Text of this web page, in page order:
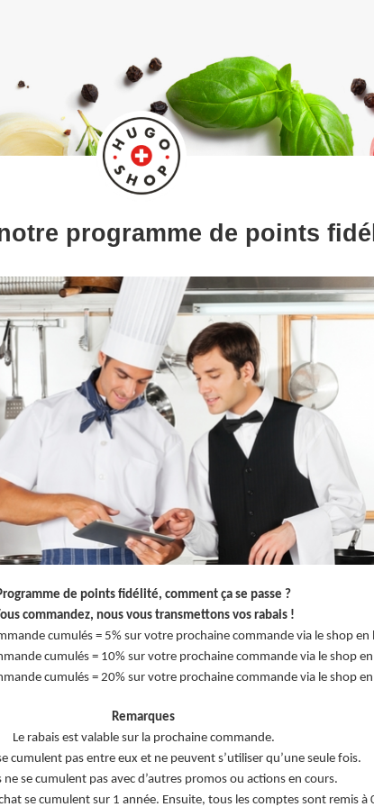
programme de points
de points fidélité, comment ça se passe ?
commandez, nous vous transmettons vos rabais !
cumulés = 5% sur votre prochaine commande via le shop en
cumulés = 10% sur votre prochaine commande via le shop
cumulés = 20% sur votre prochaine commande via le shop
Remarques
Le rabais est valable sur la prochaine commande.
cumulent pas entre eux et ne peuvent s’utiliser qu’une seule fois.
ne se cumulent pas avec d’autres promos ou actions en cours.
se cumulent sur 1 année. Ensuite, tous les comptes sont remis à